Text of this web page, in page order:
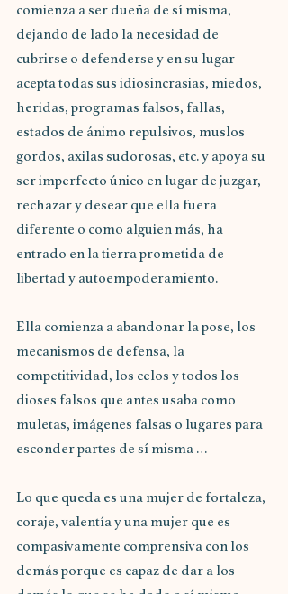
comienza a ser dueña de sí misma,
dejando de lado la necesidad de
cubrirse o defenderse y en su lugar
acepta todas sus idiosincrasias, miedos,
heridas, programas falsos, fallas,
estados de ánimo repulsivos, muslos
gordos, axilas sudorosas, etc. y apoya su
ser imperfecto único en lugar de juzgar,
rechazar y desear que ella fuera
diferente o como alguien más, ha
entrado en la tierra prometida de
libertad y autoempoderamiento.
Ella comienza a abandonar la pose, los
mecanismos de defensa, la
competitividad, los celos y todos los
dioses falsos que antes usaba como
muletas, imágenes falsas o lugares para
esconder partes de sí misma …
Lo que queda es una mujer de fortaleza,
coraje, valentía y una mujer que es
compasivamente comprensiva con los
demás porque es capaz de dar a los